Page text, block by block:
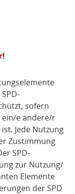
!
sofern
e andere/r
Jede Nutzung
Zustimmung
SPD-
zur Nutzung/
Elemente
der SPD